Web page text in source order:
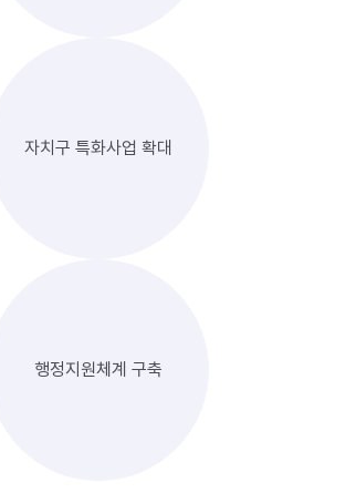
자치구 특화사업 확대
행정지원체계 구축